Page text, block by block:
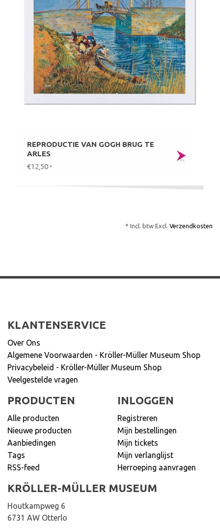
REPRODUCTIE VAN GOGH BRUG TE
ARLES
€12,50 *
* Incl. btw Excl. Verzendkosten
KLANTENSERVICE
Over Ons
Algemene Voorwaarden - Kröller-Müller Museum Shop
Privacybeleid - Kröller-Müller Museum Shop
Veelgestelde vragen
PRODUCTEN
Alle producten
Nieuwe producten
Aanbiedingen
Tags
RSS-feed
INLOGGEN
Registreren
Mijn bestellingen
Mijn tickets
Mijn verlanglijst
Herroeping aanvragen
KRÖLLER-MÜLLER MUSEUM
Houtkampweg 6
6731 AW Otterlo